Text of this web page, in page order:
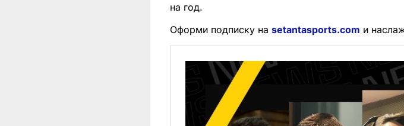
на год.
Оформи подписку наsetantasports.com и